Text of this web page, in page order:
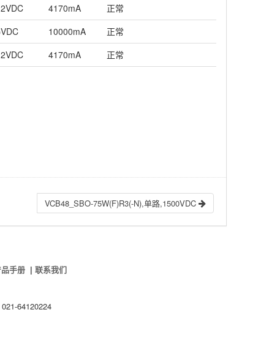
4170mA
正常
10000mA
正常
4170mA 正常
VCB48_SBO-75W(F)R3(-N),单路,1500VDC
手册 | 联系我们
64120224